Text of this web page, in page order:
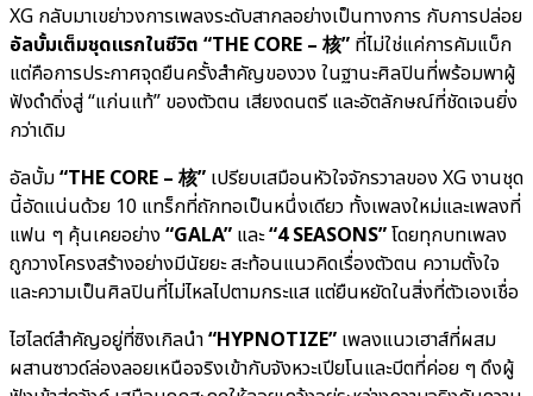
XG กลับมาเขย่าวงการเพลงระดับสากลอย่างเป็นทางการ กับการปล่อย
อัลบั้มเต็มชุดแรกในชีวิต “THE CORE – 核” ที่ไม่ใช่แค่การคัมแบ็ก
แต่คือการประกาศจุดยืนครั้งสำคัญของวง ในฐานะศิลปินที่พร้อมพาผู้
ฟังดำดิ่งสู่ “แก่นแท้” ของตัวตน เสียงดนตรี และอัตลักษณ์ที่ชัดเจนยิ่ง
กว่าเดิม
อัลบั้ม“THE CORE – 核” เปรียบเสมือนหัวใจจักรวาลของ XG งานชุด
นี้อัดแน่นด้วย 10 แทร็กที่ถักทอเป็นหนึ่งเดียว ทั้งเพลงใหม่และเพลงที่
แฟน ๆ คุ้นเคยอย่าง“GALA” และ“4 SEASONS”โดยทุกบทเพลง
ถูกวางโครงสร้างอย่างมีนัยยะ สะท้อนแนวคิดเรื่องตัวตน ความตั้งใจ
และความเป็นศิลปินที่ไม่ไหลไปตามกระแส แต่ยืนหยัดในสิ่งที่ตัวเองเชื่อ
ไฮไลต์สำคัญอยู่ที่ซิงเกิลนำ“HYPNOTIZE” เพลงแนวเฮาส์ที่ผสม
ผสานซาวด์ล่องลอยเหนือจริงเข้ากับจังหวะเปียโนและบีตที่ค่อย ๆ ดึงผู้